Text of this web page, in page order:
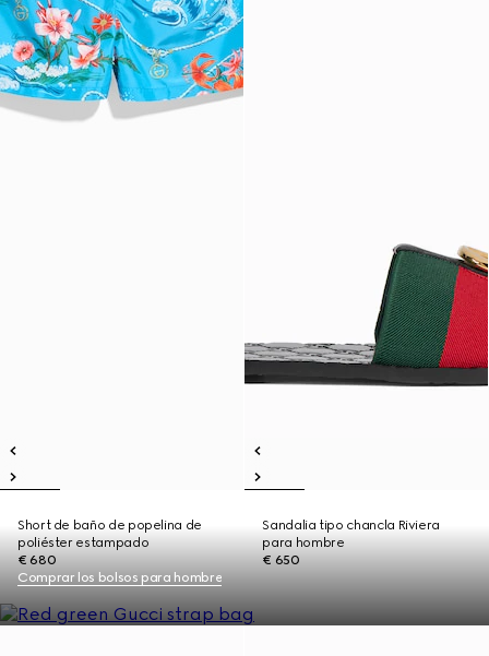
Short de baño de popelina de
poliéster estampado
€ 680
Sandalia tipo chancla Riviera
para hombre
€ 650
Comprar los bolsos para hombre